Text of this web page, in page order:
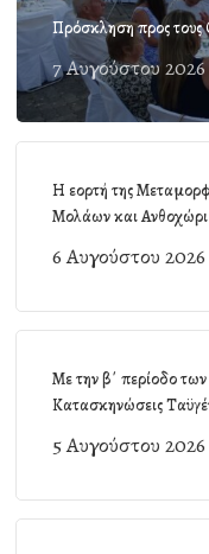
Πρόσκληση προς τους
7 Αυγούστου 2026
Η εορτή της
Μολάων και Ανθοχώρι
6 Αυγούστου 2026
Με την β΄ περίοδο
Κατασκηνώσεις
5 Αυγούστου 2026